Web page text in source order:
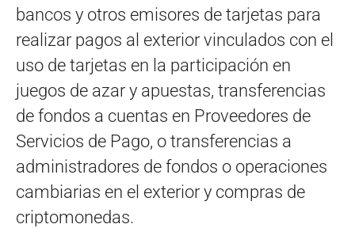
bancos y otros emisores de tarjetas para
realizar pagos al exterior vinculados con el
uso de tarjetas en la participación en
juegos de azar y apuestas, transferencias
de fondos a cuentas en Proveedores de
Servicios de Pago, o transferencias a
administradores de fondos o operaciones
cambiarias en el exterior y compras de
criptomonedas.